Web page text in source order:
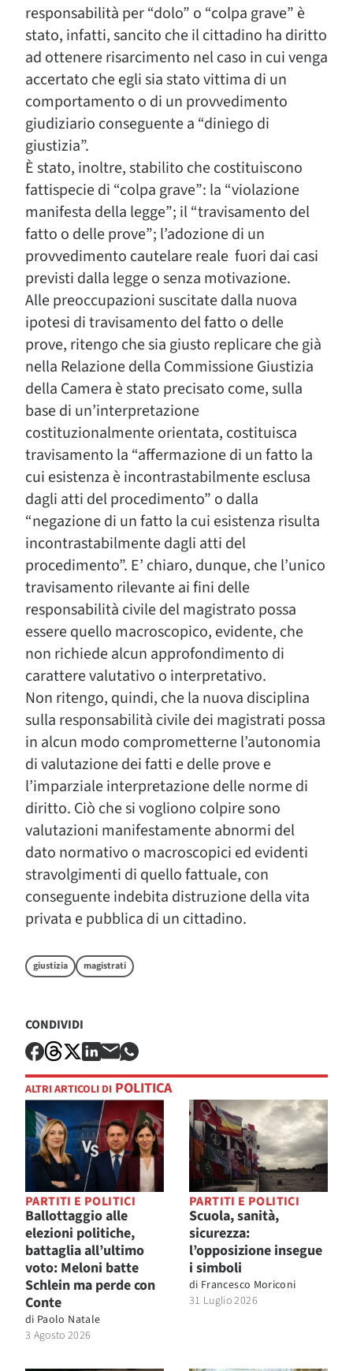
responsabilità per “dolo” o “colpa grave” è
stato, infatti, sancito che il cittadino ha diritto
ad ottenere risarcimento nel caso in cui venga
accertato che egli sia stato vittima di un
comportamento o di un provvedimento
giudiziario conseguente a “diniego di
giustizia”.
È stato, inoltre, stabilito che costituiscono
fattispecie di “colpa grave”: la “violazione
manifesta della legge”; il “travisamento del
fatto o delle prove”; l’adozione di un
provvedimento cautelare reale fuori dai casi
previsti dalla legge o senza motivazione.
Alle preoccupazioni suscitate dalla nuova
ipotesi di travisamento del fatto o delle
prove, ritengo che sia giusto replicare che già
nella Relazione della Commissione Giustizia
della Camera è stato precisato come, sulla
base di un’interpretazione
costituzionalmente orientata, costituisca
travisamento la “affermazione di un fatto la
cui esistenza è incontrastabilmente esclusa
dagli atti del procedimento” o dalla
“negazione di un fatto la cui esistenza risulta
incontrastabilmente dagli atti del
procedimento”. E’ chiaro, dunque, che l’unico
travisamento rilevante ai fini delle
responsabilità civile del magistrato possa
essere quello macroscopico, evidente, che
non richiede alcun approfondimento di
carattere valutativo o interpretativo.
Non ritengo, quindi, che la nuova disciplina
sulla responsabilità civile dei magistrati possa
in alcun modo comprometterne l’autonomia
di valutazione dei fatti e delle prove e
l’imparziale interpretazione delle norme di
diritto. Ciò che si vogliono colpire sono
valutazioni manifestamente abnormi del
dato normativo o macroscopici ed evidenti
stravolgimenti di quello fattuale, con
conseguente indebita distruzione della vita
privata e pubblica di un cittadino.
giustizia magistrati
CONDIVIDI
ALTRI ARTICOLI DI POLITICA
PARTITI E POLITICI
Ballottaggio alle
elezioni politiche,
battaglia all’ultimo
voto: Meloni batte
Schlein ma perde con
Conte
di Paolo Natale
3 Agosto 2026
PARTITI E POLITICI
Scuola, sanità,
sicurezza:
l’opposizione insegue
i simboli
di Francesco Moriconi
31 Luglio 2026